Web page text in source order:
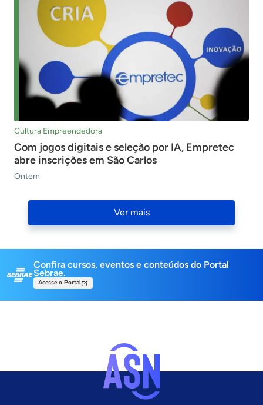
Cultura Empreendedora
Com jogos digitais e seleção por IA, Empretec
abre inscrições em São Carlos
Ontem
Navigation
Ver mais
Confira cursos, eventos e conteúdos do Portal
Sebrae.
Acesse o Portal